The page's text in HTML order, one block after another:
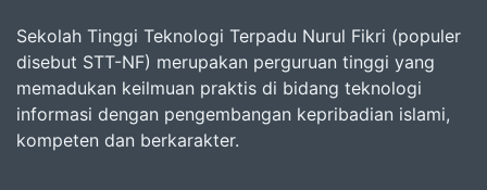
Sekolah Tinggi Teknologi Terpadu Nurul Fikri (populer
disebut STT-NF) merupakan perguruan tinggi yang
memadukan keilmuan praktis di bidang teknologi
informasi dengan pengembangan kepribadian islami,
kompeten dan berkarakter.